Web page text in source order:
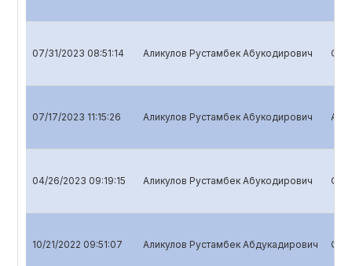
07/31/2023 08:51:14 Аликулов Рустамбек Абукодирович
07/17/2023 11:15:26 Аликулов Рустамбек Абукодирович
04/26/2023 09:19:15 Аликулов Рустамбек Абукодирович
10/21/2022 09:51:07 Аликулов Рустамбек Абдукадирович